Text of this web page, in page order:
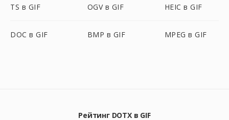
TS в GIF OGV в GIF HEIC в GIF
DOC в GIF BMP в GIF MPEG в GIF
Рейтинг DOTX в GIF